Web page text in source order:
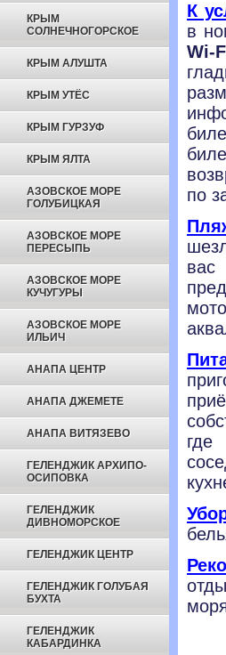
КРЫМ
СОЛНЕЧНОГОРСКОЕ
КРЫМ АЛУШТА
КРЫМ УТЁС
КРЫМ ГУРЗУФ
КРЫМ ЯЛТА
АЗОВСКОЕ МОРЕ
ГОЛУБИЦКАЯ
АЗОВСКОЕ МОРЕ
ПЕРЕСЫПЬ
АЗОВСКОЕ МОРЕ
КУЧУГУРЫ
АЗОВСКОЕ МОРЕ
ИЛЬИЧ
АНАПА ЦЕНТР
АНАПА ДЖЕМЕТЕ
АНАПА ВИТЯЗЕВО
ГЕЛЕНДЖИК АРХИПО-
ОСИПОВКА
ГЕЛЕНДЖИК
ДИВНОМОРСКОЕ
ГЕЛЕНДЖИК ЦЕНТР
ГЕЛЕНДЖИК ГОЛУБАЯ
БУХТА
ГЕЛЕНДЖИК
КАБАРДИНКА
К
в
Wi-
по
вас